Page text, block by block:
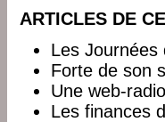
ARTICLES DE
Les Journées
Forte de son
Une web-
Les finances